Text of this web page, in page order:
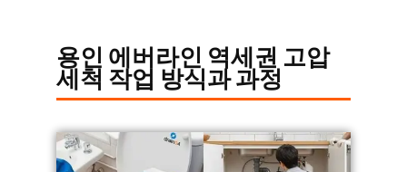
용인 에버라인 역세권 고압
세척 작업 방식과 과정